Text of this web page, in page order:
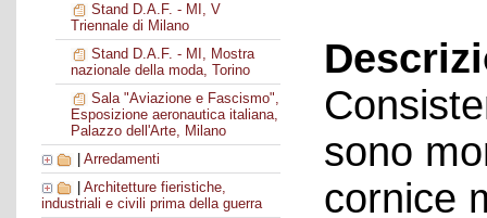
Stand D.A.F. - MI, V
Triennale di Milano
Stand D.A.F. - MI, Mostra
nazionale della moda, Torino
Sala "Aviazione e Fascismo",
Esposizione aeronautica italiana,
Palazzo dell'Arte, Milano
Arredamenti
Architetture fieristiche,
industriali e civili prima della guerra
sono
cornice